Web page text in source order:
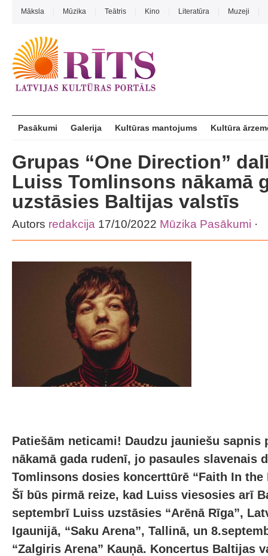
Māksla Mūzika Teātris Kino Literatūra Muzeji
Pasākumi Galerija Kultūras mantojums Kultūra
Grupas “One Direction”
Luiss Tomlinsons nākamā
uzstāsies Baltijas valstīs
Autors redakcija 17/10/2022 Mūzika Pasākumi ·
Patiešām neticami! Daudzu jauniešu sapnis
nākamā gada rudenī, jo pasaules slavenais
Tomlinsons dosies koncerttūrē “Faith In the
Šī būs pirmā reize, kad Luiss viesosies arī
septembrī Luiss uzstāsies “Arēnā Rīga”,
Igaunijā, “Saku Arena”, Tallinā, un
“Zalgiris Arena” Kauņā. Koncertus Baltijas